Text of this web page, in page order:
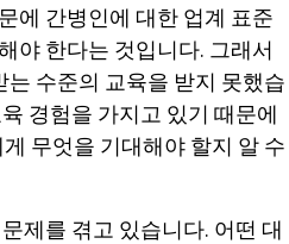
에 간병인에 대한 업계 표준
야 한다는 것입니다. 그래서
수준의 교육을 받지 못했습
경험을 가지고 있기 때문에
무엇을 기대해야 할지 알 수
제를 겪고 있습니다. 어떤 대